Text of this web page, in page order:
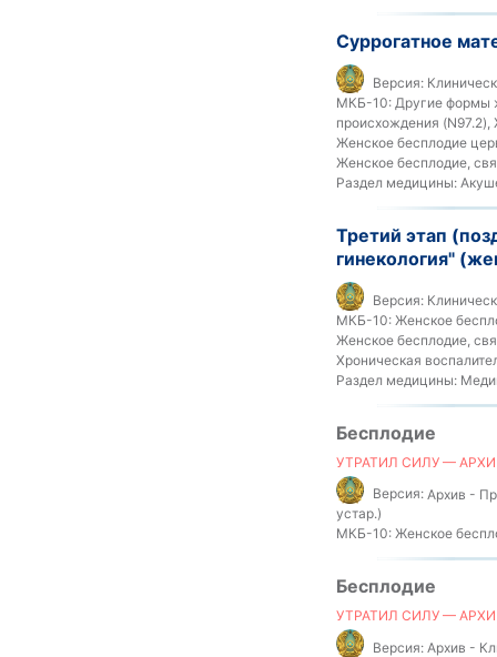
Суррогатное
Версия:
МКБ-10: Другие формы
происхождения (N97.2),
Женское бесплодие
Женское бесплодие,
Раздел медицины:
Третий этап
гинекология"
Версия:
МКБ-10: Женское
Женское бесплодие,
Хроническая
Раздел медицины:
Бесплодие
УТРАТИЛ СИЛУ —
Версия: Архив -
устар.)
МКБ-10: Женское
Бесплодие
УТРАТИЛ СИЛУ —
Версия: Архив -